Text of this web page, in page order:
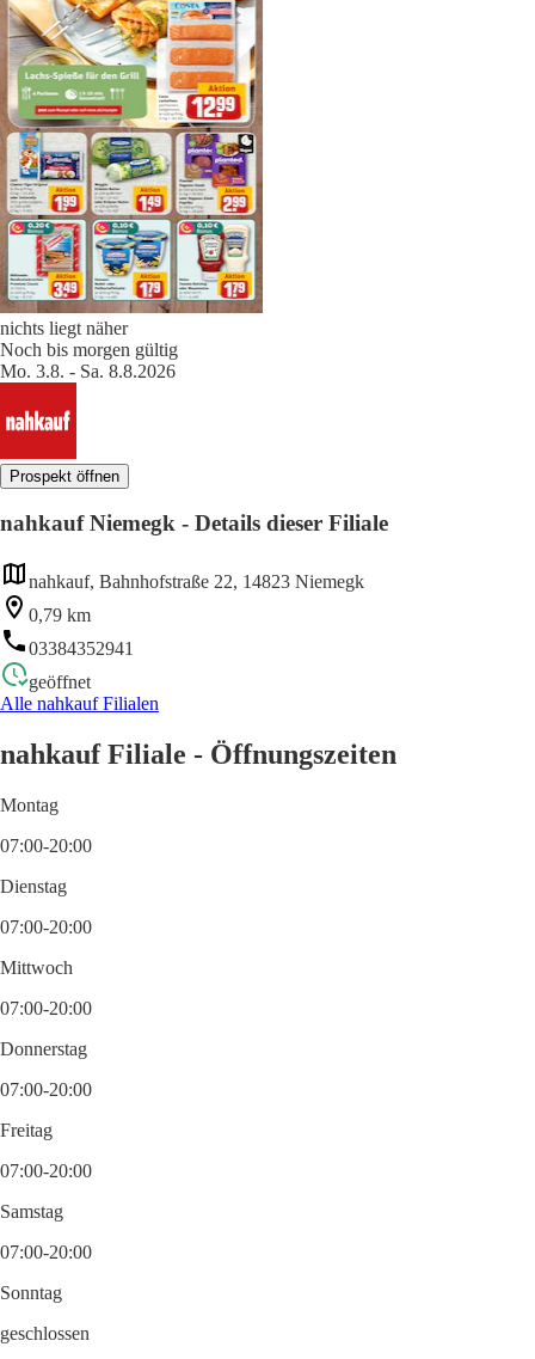
nichts liegt näher
Noch bis morgen gültig
Mo. 3.8. - Sa. 8.8.2026
Prospekt öffnen
nahkauf Niemegk - Details dieser Filiale
nahkauf, Bahnhofstraße 22, 14823 Niemegk
0,79 km
03384352941
geöffnet
Alle nahkauf Filialen
nahkauf Filiale - Öffnungszeiten
Montag
07:00-20:00
Dienstag
07:00-20:00
Mittwoch
07:00-20:00
Donnerstag
07:00-20:00
Freitag
07:00-20:00
Samstag
07:00-20:00
Sonntag
geschlossen